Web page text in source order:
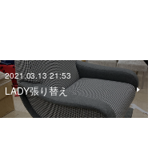
2021.03.13 21:53
LADY張り替え